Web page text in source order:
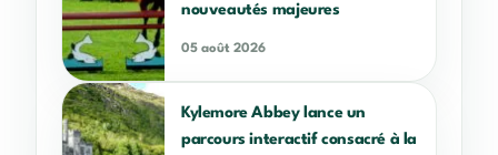
nouveautés majeures
05 août 2026
Kylemore Abbey lance un
parcours interactif consacré à la